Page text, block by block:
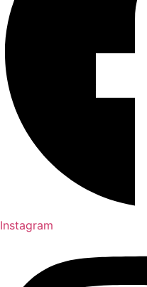
Instagram